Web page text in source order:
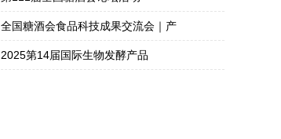
全国糖酒会食品科技成果交流会｜产
2025第14届国际生物发酵产品